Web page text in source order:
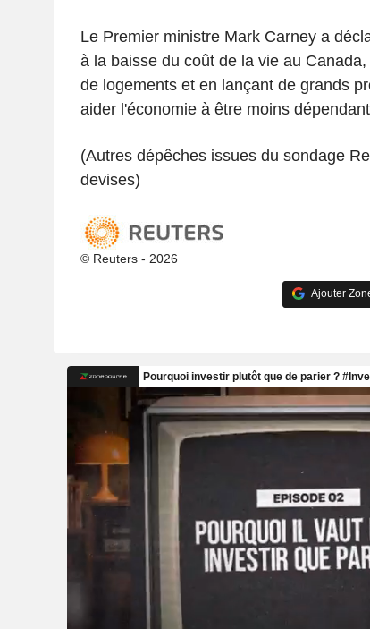
Le Premier ministre Mark Carney a
à la baisse du coût de la vie au
de logements et en lançant de grands
aider l'économie à être moins
(Autres dépêches issues du sondage
devises)
© Reuters - 2026
Ajouter